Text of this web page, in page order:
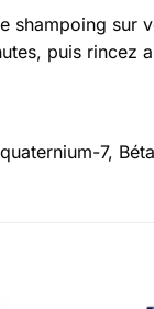
shampoing sur
puis rincez
7,